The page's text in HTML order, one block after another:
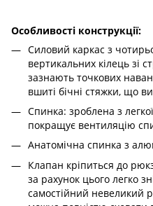
Особливості конструкції:
Силовий каркас з
вертикальних кілець зі
зазнають точкових
вшиті бічні стяжки, що
Спинка: зроблена з
покращує вентиляцію
Анатомічна спинка з
Клапан кріпиться до
за рахунок цього легко
самостійний невеликий